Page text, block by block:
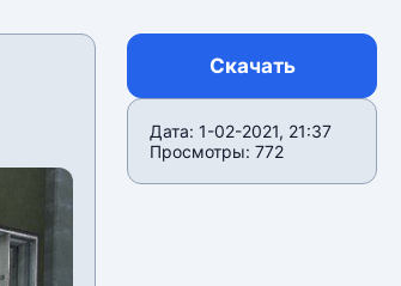
Скачать
Дата: 1-02-2021, 21:37
Просмотры: 772